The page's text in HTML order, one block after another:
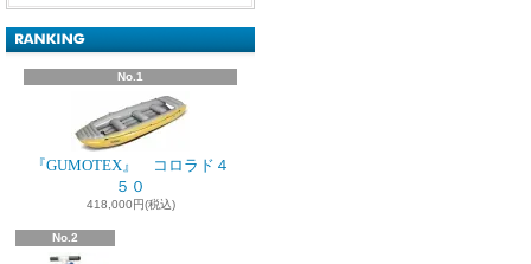
No.1
『GUMOTEX』 コロラド４
５０
418,000円(税込)
No.2